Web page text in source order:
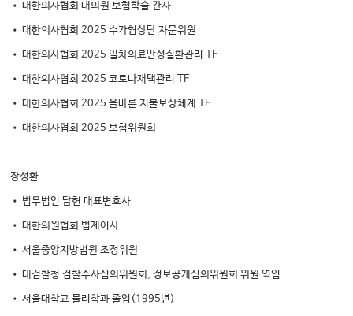
• 대한의사협회 대의원 보험학술 간사
• 대한의사협회 2025 수가협상단 자문위원
• 대한의사협회 2025 일차의료만성질환관리 TF
• 대한의사협회 2025 코로나재택관리 TF
• 대한의사협회 2025 올바른 지불보상체계 TF
• 대한의사협회 2025 보험위원회
장성환
• 법무법인 담헌 대표변호사
• 대한의원협회 법제이사
• 서울중앙지방법원 조정위원
• 대검찰청 검찰수사심의위원회, 정보공개심의위원회 위원 역임
• 서울대학교 물리학과 졸업(1995년)